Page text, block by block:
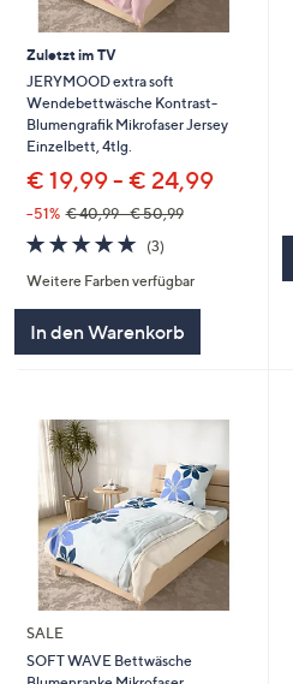
Zuletzt im TV
JERYMOOD extra soft
Wendebettwäsche Kontrast-
Blumengrafik Mikrofaser Jersey
Einzelbett, 4tlg.
€ 19,99 - € 24,99
--51% € 40,99 - € 50,99
4.7
von
5
(3)3
Weitere Farben verfügbar
In den Warenkorb
SALE
SOFT WAVE Bettwäsche